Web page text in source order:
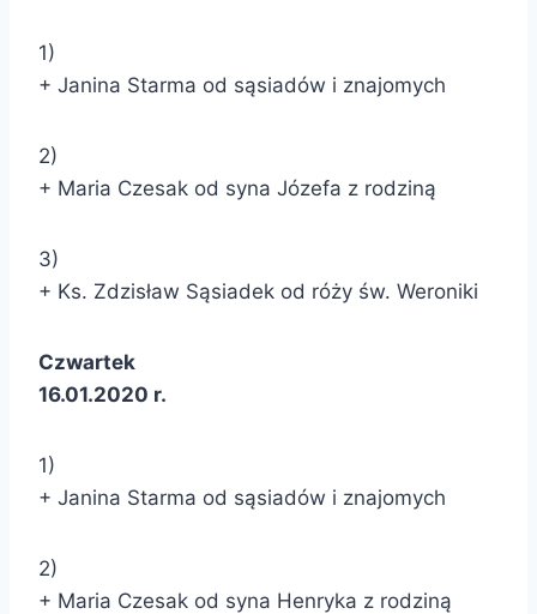
1)
+ Janina Starma od sąsiadów i znajomych
2)
+ Maria Czesak od syna Józefa z rodziną
3)
+ Ks. Zdzisław Sąsiadek od róży św. Weroniki
Czwartek
16.01.2020 r.
1)
+ Janina Starma od sąsiadów i znajomych
2)
+ Maria Czesak od syna Henryka z rodziną